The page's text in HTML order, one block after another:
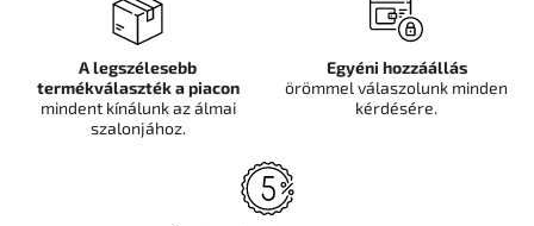
A legszélesebb
termékválaszték a piacon
mindent kínálunk az álmai
szalonjához.
Egyéni hozzáállás
örömmel válaszolunk minden
kérdésére.